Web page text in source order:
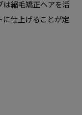
は縮毛矯正ヘアを活
仕上げることが定